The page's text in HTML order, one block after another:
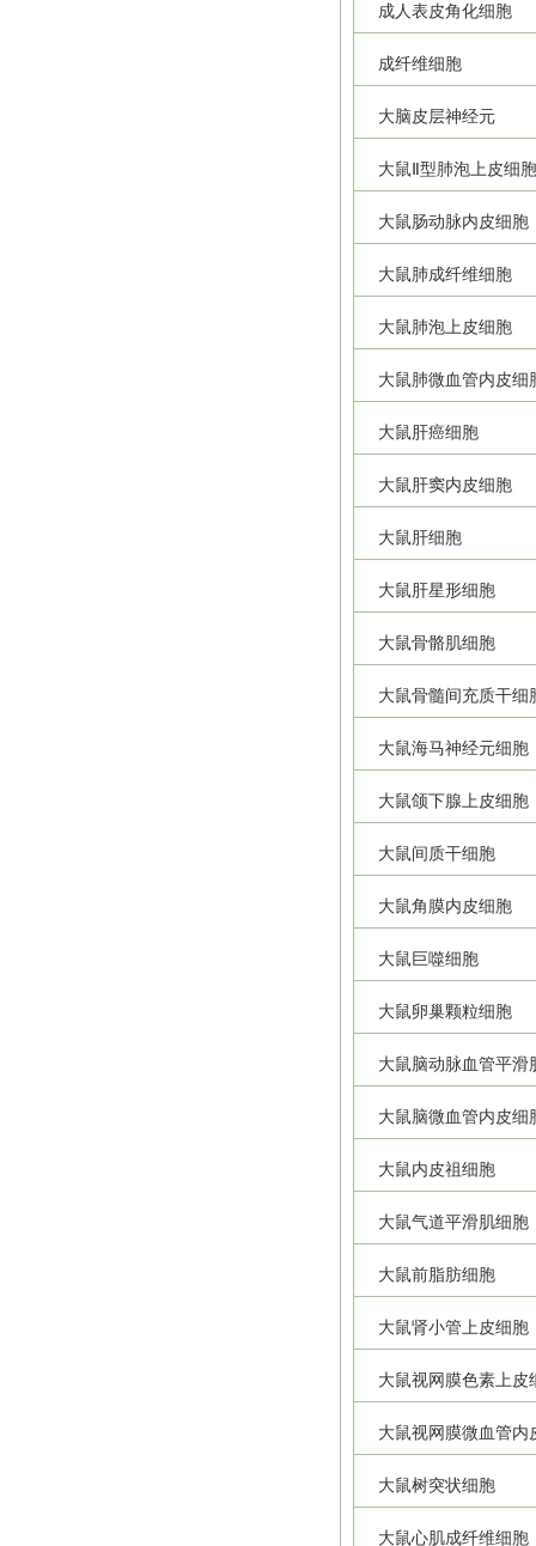
成人表皮角化细胞
成纤维细胞
大脑皮层神经元
大鼠Ⅱ型肺泡上皮细胞
大鼠肠动脉内皮细胞
大鼠肺成纤维细胞
大鼠肺泡上皮细胞
大鼠肺微血管内皮细
大鼠肝癌细胞
大鼠肝窦内皮细胞
大鼠肝细胞
大鼠肝星形细胞
大鼠骨骼肌细胞
大鼠骨髓间充质干细
大鼠海马神经元细胞
大鼠颌下腺上皮细胞
大鼠间质干细胞
大鼠角膜内皮细胞
大鼠巨噬细胞
大鼠卵巢颗粒细胞
大鼠脑动脉血管平滑
大鼠脑微血管内皮细
大鼠内皮祖细胞
大鼠气道平滑肌细胞
大鼠前脂肪细胞
大鼠肾小管上皮细胞
大鼠视网膜色素上皮
大鼠视网膜微血管内
大鼠树突状细胞
大鼠心肌成纤维细胞